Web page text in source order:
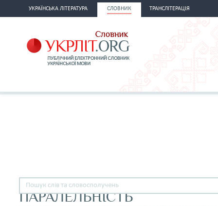
УКРАЇНСЬКА ЛІТЕРАТУРА СЛОВНИК ТРАНСЛІТЕРАЦІЯ
ПАРАЛЕЛЬНІСТЬ